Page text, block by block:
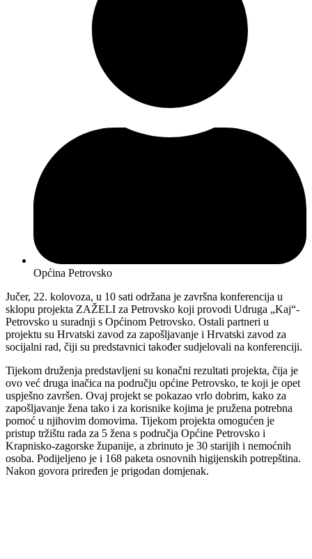
Općina Petrovsko
Jučer, 22. kolovoza, u 10 sati održana je završna konferencija u
sklopu projekta ZAŽELI za Petrovsko koji provodi Udruga „Kaj“-
Petrovsko u suradnji s Općinom Petrovsko. Ostali partneri u
projektu su Hrvatski zavod za zapošljavanje i Hrvatski zavod za
socijalni rad, čiji su predstavnici također sudjelovali na konferenciji.
Tijekom druženja predstavljeni su konačni rezultati projekta, čija je
ovo već druga inačica na području općine Petrovsko, te koji je opet
uspješno završen. Ovaj projekt se pokazao vrlo dobrim, kako za
zapošljavanje žena tako i za korisnike kojima je pružena potrebna
pomoć u njihovim domovima. Tijekom projekta omogućen je
pristup tržištu rada za 5 žena s područja Općine Petrovsko i
Krapnisko-zagorske županije, a zbrinuto je 30 starijih i nemoćnih
osoba. Podijeljeno je i 168 paketa osnovnih higijenskih potrepština.
Nakon govora priređen je prigodan domjenak.